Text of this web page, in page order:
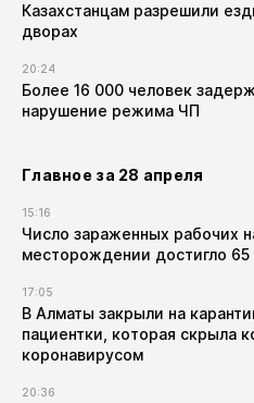
Казахстанцам разрешили
дворах
20:24
Более 16 000 человек
нарушение режима ЧП
Главное за 28 апреля
15:16
Число зараженных рабочих
месторождении достигло 65
17:05
В Алматы закрыли на
пациентки, которая скрыла
коронавирусом
20:36